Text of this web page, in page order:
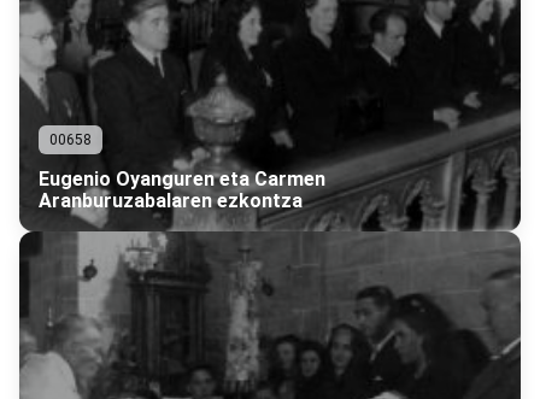
00658
Eugenio Oyanguren eta Carmen
Aranburuzabalaren ezkontza